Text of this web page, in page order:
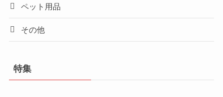
ペット用品
その他
特集